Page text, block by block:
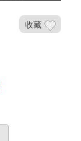
收藏